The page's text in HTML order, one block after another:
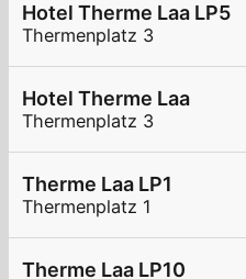
Hotel Therme Laa LP5
Thermenplatz 3
Hotel Therme Laa
Thermenplatz 3
Therme Laa LP1
Thermenplatz 1
Therme Laa LP10